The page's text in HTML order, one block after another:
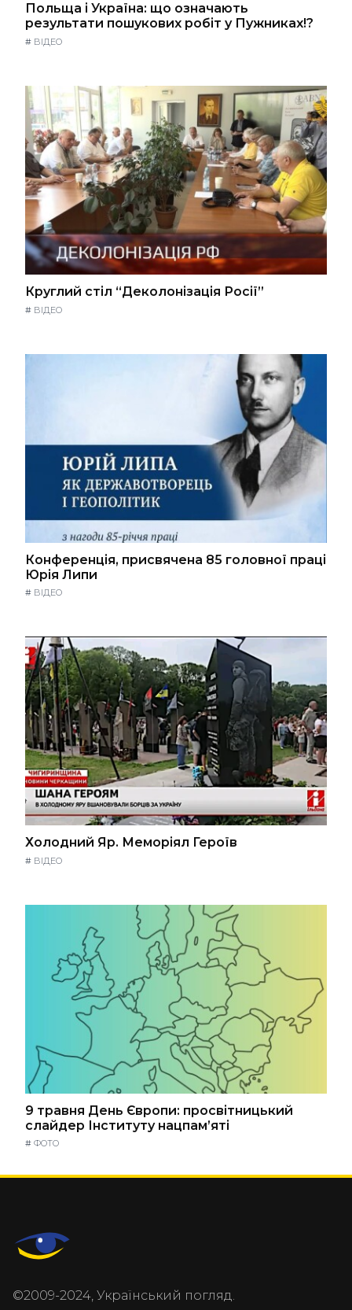
Польща і Україна: що означають
результати пошукових робіт у Пужниках!?
# ВІДЕО
Круглий стіл “Деколонізація Росії”
# ВІДЕО
Конференція, присвячена 85 головної праці
Юрія Липи
# ВІДЕО
Холодний Яр. Меморіял Героїв
# ВІДЕО
9 травня День Європи: просвітницький
слайдер Інституту нацпам’яті
# ФОТО
©2009-2024, Український погляд.